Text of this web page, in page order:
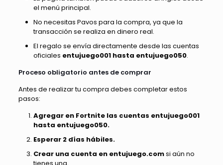
el menú principal.
No necesitas Pavos para la compra, ya que la
transacción se realiza en dinero real.
El regalo se envía directamente desde las cuentas
oficiales entujuego001 hasta entujuego050.
Proceso obligatorio antes de comprar
Antes de realizar tu compra debes completar estos
pasos:
Agregar en Fortnite las cuentas entujuego001
hasta entujuego050.
Esperar 2 días hábiles.
Crear una cuenta en entujuego.comsi aún no